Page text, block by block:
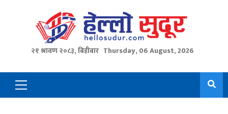
२१ श्रावण २०८३, बिहीबार Thursday, 06 August, 2026
Primary
Menu